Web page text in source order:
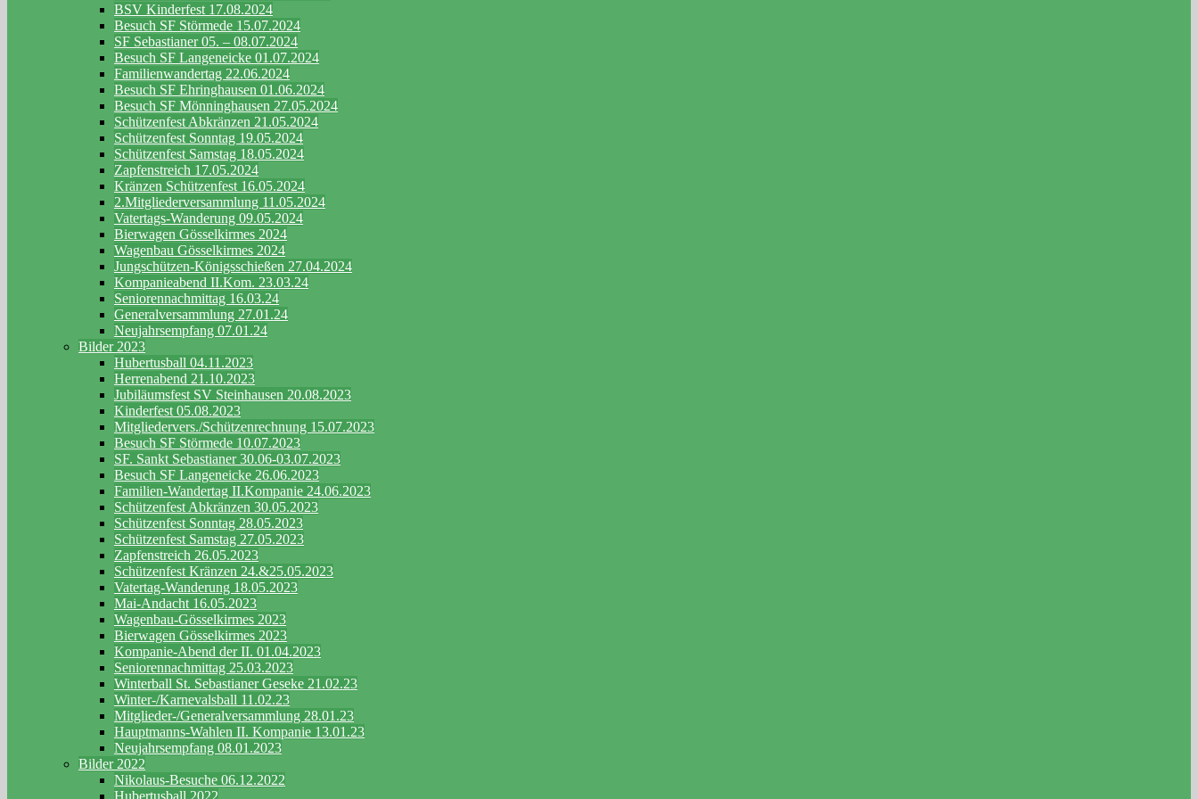
BSV Kinderfest 17.08.2024
Besuch SF Störmede 15.07.2024
SF Sebastianer 05. – 08.07.2024
Besuch SF Langeneicke 01.07.2024
Familienwandertag 22.06.2024
Besuch SF Ehringhausen 01.06.2024
Besuch SF Mönninghausen 27.05.2024
Schützenfest Abkränzen 21.05.2024
Schützenfest Sonntag 19.05.2024
Schützenfest Samstag 18.05.2024
Zapfenstreich 17.05.2024
Kränzen Schützenfest 16.05.2024
2.Mitgliederversammlung 11.05.2024
Vatertags-Wanderung 09.05.2024
Bierwagen Gösselkirmes 2024
Wagenbau Gösselkirmes 2024
Jungschützen-Königsschießen 27.04.2024
Kompanieabend II.Kom. 23.03.24
Seniorennachmittag 16.03.24
Generalversammlung 27.01.24
Neujahrsempfang 07.01.24
Bilder 2023
Hubertusball 04.11.2023
Herrenabend 21.10.2023
Jubiläumsfest SV Steinhausen 20.08.2023
Kinderfest 05.08.2023
Mitgliedervers./Schützenrechnung 15.07.2023
Besuch SF Störmede 10.07.2023
SF. Sankt Sebastianer 30.06-03.07.2023
Besuch SF Langeneicke 26.06.2023
Familien-Wandertag II.Kompanie 24.06.2023
Schützenfest Abkränzen 30.05.2023
Schützenfest Sonntag 28.05.2023
Schützenfest Samstag 27.05.2023
Zapfenstreich 26.05.2023
Schützenfest Kränzen 24.&25.05.2023
Vatertag-Wanderung 18.05.2023
Mai-Andacht 16.05.2023
Wagenbau-Gösselkirmes 2023
Bierwagen Gösselkirmes 2023
Kompanie-Abend der II. 01.04.2023
Seniorennachmittag 25.03.2023
Winterball St. Sebastianer Geseke 21.02.23
Winter-/Karnevalsball 11.02.23
Mitglieder-/Generalversammlung 28.01.23
Hauptmanns-Wahlen II. Kompanie 13.01.23
Neujahrsempfang 08.01.2023
Bilder 2022
Nikolaus-Besuche 06.12.2022
Hubertusball 2022